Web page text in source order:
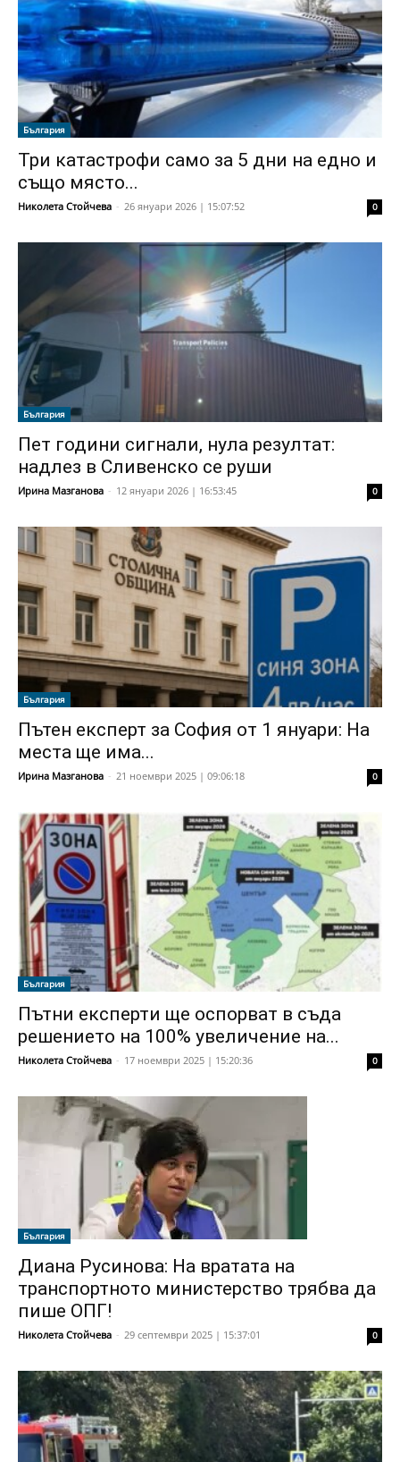
България
Три катастрофи само за 5 дни на едно и
също място...
Николета Стойчева - 26 януари 2026 | 15:07:52 0
България
Пет години сигнали, нула резултат:
надлез в Сливенско се руши
Ирина Мазганова - 12 януари 2026 | 16:53:45 0
България
Пътен експерт за София от 1 януари: На
места ще има...
Ирина Мазганова - 21 ноември 2025 | 09:06:18 0
България
Пътни експерти ще оспорват в съда
решението на 100% увеличение на...
Николета Стойчева - 17 ноември 2025 | 15:20:36 0
България
Диана Русинова: На вратата на
транспортното министерство трябва да
пише ОПГ!
Николета Стойчева - 29 септември 2025 | 15:37:01 0